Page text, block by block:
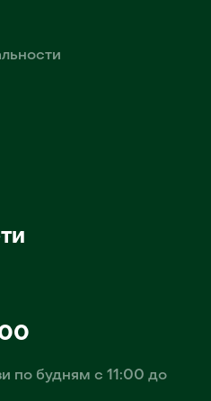
по будням с 11:00 до